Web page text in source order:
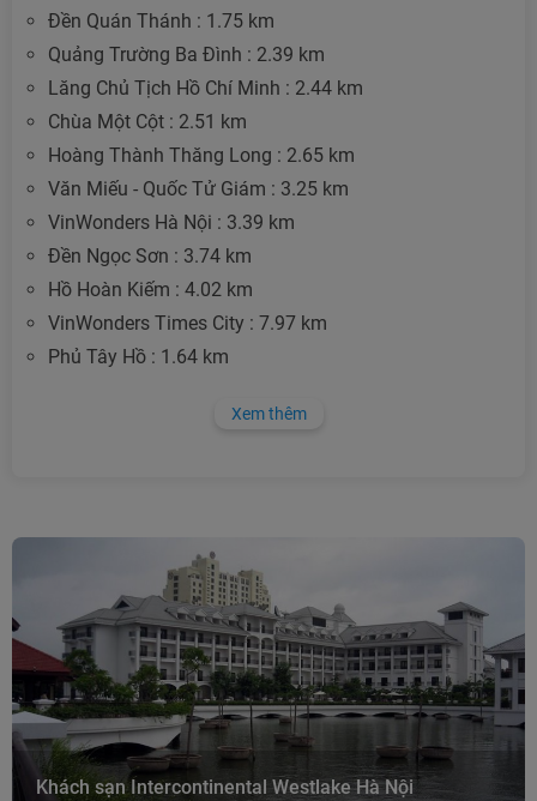
Đền Quán Thánh : 1.75 km
Quảng Trường Ba Đình : 2.39 km
Lăng Chủ Tịch Hồ Chí Minh : 2.44 km
Chùa Một Cột : 2.51 km
Hoàng Thành Thăng Long : 2.65 km
Văn Miếu - Quốc Tử Giám : 3.25 km
VinWonders Hà Nội : 3.39 km
Đền Ngọc Sơn : 3.74 km
Hồ Hoàn Kiếm : 4.02 km
VinWonders Times City : 7.97 km
Phủ Tây Hồ : 1.64 km
Xem thêm
Khách sạn Intercontinental Westlake Hà Nội